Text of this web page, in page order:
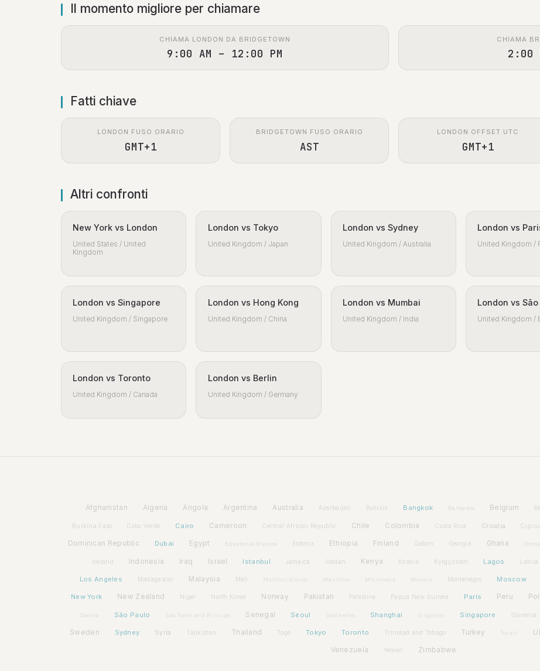
Il momento migliore per chiamare
CHIAMA LONDON DA BRIDGETOWN
9:00 AM – 12:00 PM
CHIAMA
2:00
Fatti chiave
LONDON FUSO ORARIO
GMT+1
BRIDGETOWN FUSO ORARIO
AST
LONDON OFFSET UTC
GMT+1
Altri confronti
New York vs London
United States / United
Kingdom
London vs Tokyo
United Kingdom / Japan
London vs Sydney
United Kingdom / Australia
London vs
United Kingdom /
London vs Singapore
United Kingdom / Singapore
London vs Hong Kong
United Kingdom / China
London vs Mumbai
United Kingdom / India
London vs
United Kingdom /
London vs Toronto
United Kingdom / Canada
London vs Berlin
United Kingdom / Germany
Afghanistan Algeria Angola Argentina Australia Azerbaijan Bahrain Bangkok Barbados Belgium
Burkina Faso Cabo Verde Cairo Cameroon Central African Republic Chile Colombia Costa Rica Croatia Cyprus
Dominican Republic Dubai Egypt Equatorial Guinea Estonia Ethiopia Finland Gabon Georgia Ghana
Iceland Indonesia Iraq Israel Istanbul Jamaica Jordan Kenya Kosovo Kyrgyzstan Lagos Latvia
Los Angeles Madagascar Malaysia Mali Mauritius Micronesia Monaco Montenegro Moscow
New York New Zealand Niger North Korea Norway Pakistan Palestine Papua New Guinea Paris Peru
Samoa São Paulo São Tomé and Príncipe Senegal Seoul Seychelles Shanghai Singapore Slovenia
Sweden Sydney Syria Tajikistan Thailand Togo Tokyo Toronto Trinidad and Tobago Turkey Tuvalu
Venezuela Yemen Zimbabwe